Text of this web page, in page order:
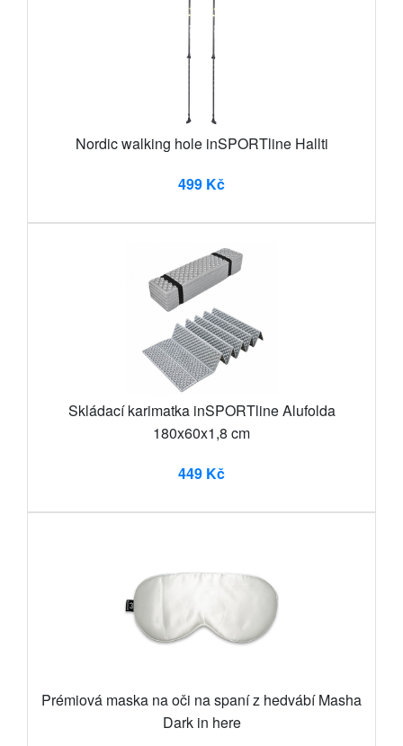
Nordic walking hole inSPORTline Hallti
499 Kč
Skládací karimatka inSPORTline Alufolda
180x60x1,8 cm
449 Kč
Prémiová maska na oči na spaní z hedvábí Masha
Dark in here